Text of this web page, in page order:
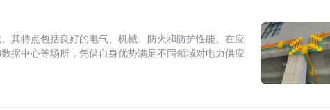
其特点包括良好的电气、机械、防火和防护性能。在应
据中心等场所，凭借自身优势满足不同领域对电力供应